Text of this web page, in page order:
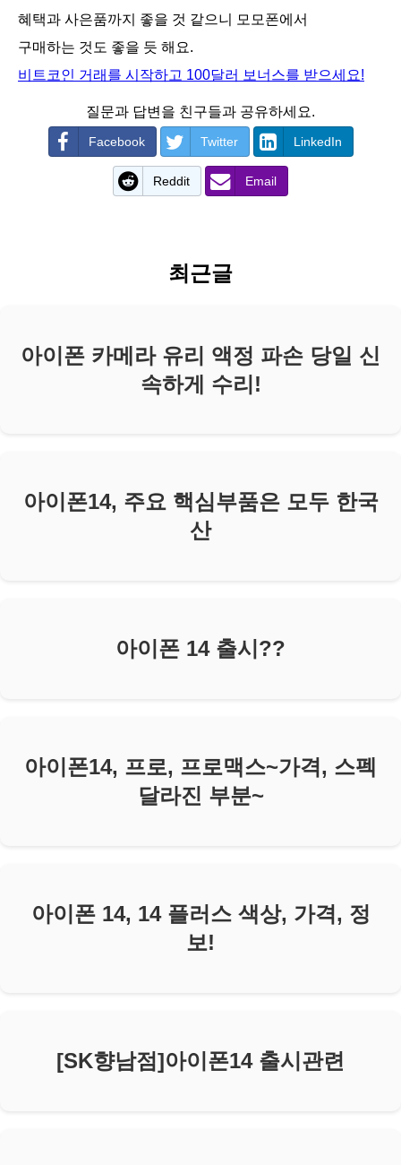
혜택과 사은품까지 좋을 것 같으니 모모폰에서
구매하는 것도 좋을 듯 해요.
비트코인 거래를 시작하고 100달러 보너스를 받으세요!
질문과 답변을 친구들과 공유하세요.
Facebook Twitter LinkedIn
Reddit Email
최근글
아이폰 카메라 유리 액정 파손 당일 신
속하게 수리!
아이폰14, 주요 핵심부품은 모두 한국
산
아이폰 14 출시??
아이폰14, 프로, 프로맥스~가격, 스펙
달라진 부분~
아이폰 14, 14 플러스 색상, 가격, 정
보!
[SK향남점]아이폰14 출시관련